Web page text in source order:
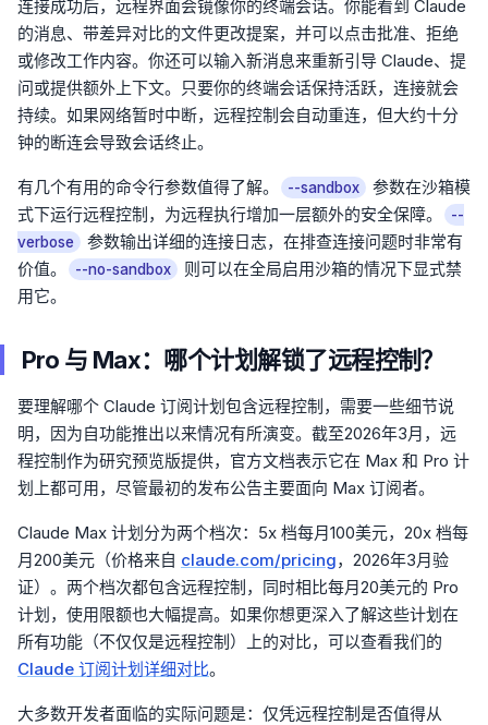
连接成功后，远程界面会镜像你的终端会话。你能看到 Claude
的消息、带差异对比的文件更改提案，并可以点击批准、拒绝
或修改工作内容。你还可以输入新消息来重新引导 Claude、提
问或提供额外上下文。只要你的终端会话保持活跃，连接就会
持续。如果网络暂时中断，远程控制会自动重连，但大约十分
钟的断连会导致会话终止。
有几个有用的命令行参数值得了解。 --sandbox
参数在沙箱模
式下运行远程控制，为远程执行增加一层额外的安全保障。
--
verbose
参数输出详细的连接日志，在排查连接问题时非常有
价值。
--no-sandbox
则可以在全局启用沙箱的情况下显式禁
用它。
Pro 与 Max：哪个计划解锁了远程控制？
要理解哪个 Claude 订阅计划包含远程控制，需要一些细节说
明，因为自功能推出以来情况有所演变。截至2026年3月，远
程控制作为研究预览版提供，官方文档表示它在 Max 和 Pro 计
划上都可用，尽管最初的发布公告主要面向 Max 订阅者。
Claude Max 计划分为两个档次：5x 档每月100美元，20x 档每
月200美元（价格来自 claude.com/pricing，2026年3月验
证）。两个档次都包含远程控制，同时相比每月20美元的 Pro
计划，使用限额也大幅提高。如果你想更深入了解这些计划在
所有功能（不仅仅是远程控制）上的对比，可以查看我们的
Claude 订阅计划详细对比。
大多数开发者面临的实际问题是：仅凭远程控制是否值得从